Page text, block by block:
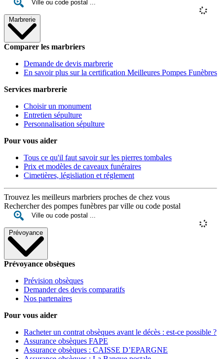
Marbrerie
Comparer les marbriers
Demande de devis marbrerie
En savoir plus sur la certification Meilleures Pompes Funèbres
Services marbrerie
Choisir un monument
Entretien sépulture
Personnalisation sépulture
Pour vous aider
Tous ce qu'il faut savoir sur les pierres tombales
Prix et modèles de caveaux funéraires
Cimetières, législiation et réglement
Trouvez les meilleurs marbriers proches de chez vous
Rechercher des pompes funèbres par ville ou code postal
Prévoyance
Prévoyance obsèques
Prévision obsèques
Demander des devis comparatifs
Nos partenaires
Pour vous aider
Racheter un contrat obsèques avant le décès : est-ce possible ?
Assurance obsèques FAPE
Assurance obsèques : CAISSE D’EPARGNE